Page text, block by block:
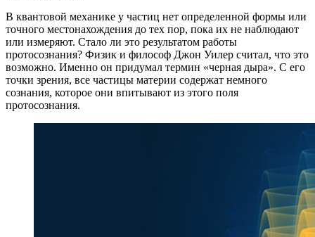
В квантовой механике у частиц нет определенной формы или
точного местонахождения до тех пор, пока их не наблюдают
или измеряют. Стало ли это результатом работы
протосознания? Физик и философ Джон Уилер считал, что это
возможно. Именно он придумал термин «черная дыра». С его
точки зрения, все частицы материи содержат немного
сознания, которое они впитывают из этого поля
протосознания.